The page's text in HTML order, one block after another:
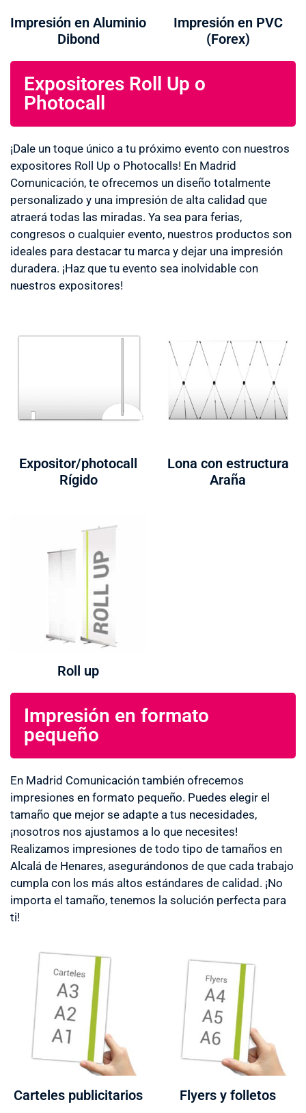
Impresión en Aluminio
Dibond
Impresión en PVC
(Forex)
Expositores Roll Up o
Photocall
¡Dale un toque único a tu próximo evento con nuestros
expositores Roll Up o Photocalls! En Madrid
Comunicación, te ofrecemos un diseño totalmente
personalizado y una impresión de alta calidad que
atraerá todas las miradas. Ya sea para ferias,
congresos o cualquier evento, nuestros productos son
ideales para destacar tu marca y dejar una impresión
duradera. ¡Haz que tu evento sea inolvidable con
nuestros expositores!
Expositor/photocall
Rígido
Lona con estructura
Araña
Roll up
Impresión en formato
pequeño
En Madrid Comunicación también ofrecemos
impresiones en formato pequeño. Puedes elegir el
tamaño que mejor se adapte a tus necesidades,
¡nosotros nos ajustamos a lo que necesites!
Realizamos impresiones de todo tipo de tamaños en
Alcalá de Henares, asegurándonos de que cada trabajo
cumpla con los más altos estándares de calidad. ¡No
importa el tamaño, tenemos la solución perfecta para
ti!
Carteles publicitarios Flyers y folletos